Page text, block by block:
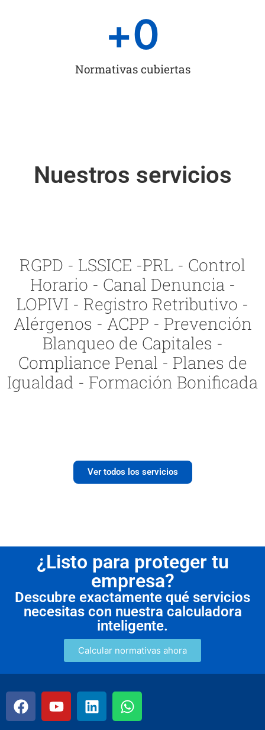
Normativas cubiertas
+0
Nuestros servicios
RGPD - LSSICE -PRL - Control
Horario - Canal Denuncia -
LOPIVI - Registro Retributivo -
Alérgenos - ACPP - Prevención
Blanqueo de Capitales -
Compliance Penal - Planes de
Igualdad - Formación Bonificada
Ver todos los servicios
¿Listo para proteger tu
empresa?
Descubre exactamente qué servicios
necesitas con nuestra calculadora
inteligente.
Calcular normativas ahora